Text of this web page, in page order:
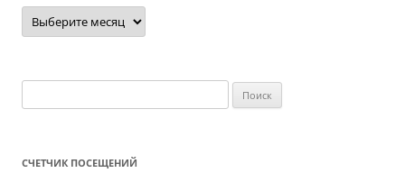
Архив
новостей
СЧЕТЧИК ПОСЕЩЕНИЙ